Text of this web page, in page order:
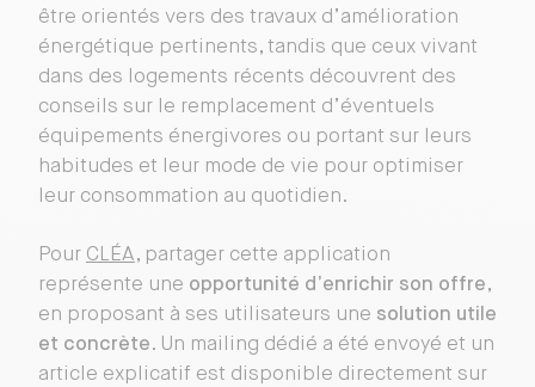
être orientés vers des travaux d’amélioration
énergétique pertinents, tandis que ceux vivant
dans des logements récents découvrent des
conseils sur le remplacement d’éventuels
équipements énergivores ou portant sur leurs
habitudes et leur mode de vie pour optimiser
leur consommation au quotidien.
Pour CLÉA, partager cette application
représente une opportunité d’enrichir son offre,
en proposant à ses utilisateurs une solution utile
et concrète. Un mailing dédié a été envoyé et un
article explicatif est disponible directement sur